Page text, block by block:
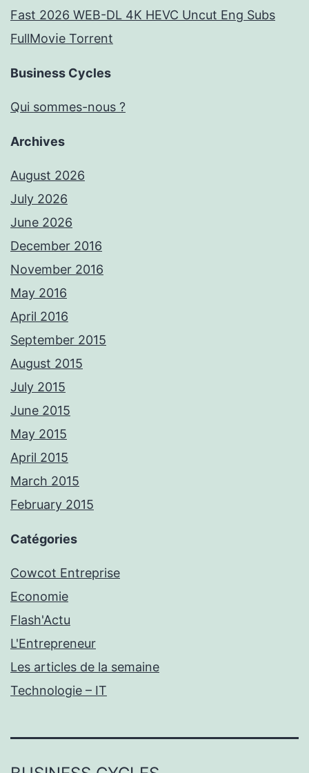
Fast 2026 WEB-DL 4K HEVC Uncut Eng Subs
FullMov𝗂e Torrent
Business Cycles
Qui sommes-nous ?
Archives
August 2026
July 2026
June 2026
December 2016
November 2016
May 2016
April 2016
September 2015
August 2015
July 2015
June 2015
May 2015
April 2015
March 2015
February 2015
Catégories
Cowcot Entreprise
Economie
Flash'Actu
L'Entrepreneur
Les articles de la semaine
Technologie – IT